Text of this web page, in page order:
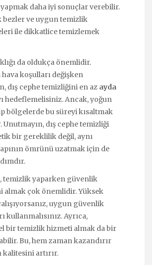
daha iyi sonuçlar verebilir.
bezler ve uygun temizlik
ile dikkatlice temizlemek
da oldukça önemlidir.
hava koşulları değişken
dış cephe temizliğini en az ayda
hedeflemelisiniz. Ancak, yoğun
bölgelerde bu süreyi kısaltmak
dış cephe temizliği
bir gereklilik değil, aynı
ömrünü uzatmak için de
temizlik yaparken güvenlik
almak çok önemlidir. Yüksek
uygun güvenlik
kullanmalısınız. Ayrıca,
bir temizlik hizmeti almak da bir
Bu, hem zaman kazandırır
kalitesini artırır.